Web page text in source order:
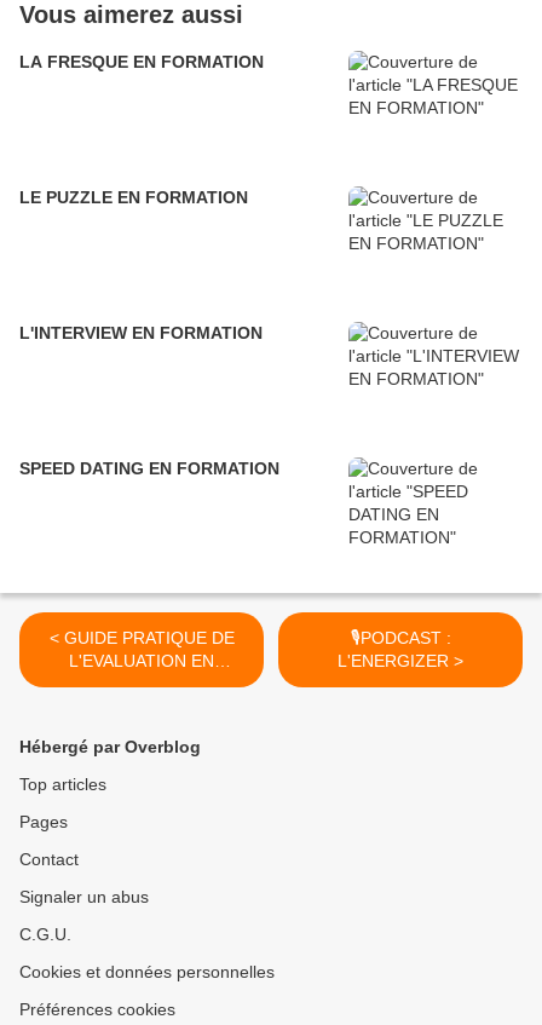
Vous aimerez aussi
LA FRESQUE EN FORMATION
LE PUZZLE EN FORMATION
L'INTERVIEW EN FORMATION
SPEED DATING EN FORMATION
< GUIDE PRATIQUE DE
L'EVALUATION EN
FORMATION
🎙️PODCAST :
L'ENERGIZER >
Hébergé par Overblog
Top articles
Pages
Contact
Signaler un abus
C.G.U.
Cookies et données personnelles
Préférences cookies